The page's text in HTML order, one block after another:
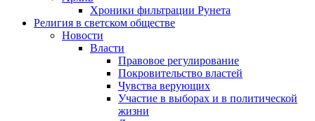
Хроники фильтрации Рунета
Религия в светском обществе
Новости
Власти
Правовое регулирование
Покровительство властей
Чувства верующих
Участие в выборах и в политической
жизни